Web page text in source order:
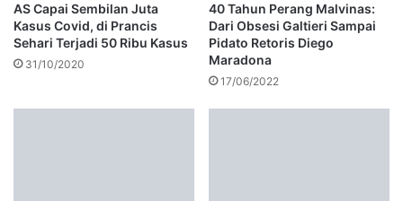
AS Capai Sembilan Juta
Kasus Covid, di Prancis
Sehari Terjadi 50 Ribu Kasus
31/10/2020
40 Tahun Perang Malvinas:
Dari Obsesi Galtieri Sampai
Pidato Retoris Diego
Maradona
17/06/2022